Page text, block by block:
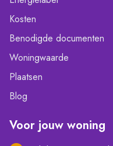
Kosten
Benodigde documenten
Woningwaarde
Plaatsen
Blog
Voor jouw woning